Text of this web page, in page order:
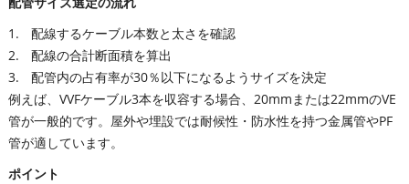
配線するケーブル本数と太さを確認
配線の合計断面積を算出
配管内の占有率が30％以下になるようサイズを決定
例えば、VVFケーブル3本を収容する場合、20mmまたは22mmのVE
管が一般的です。屋外や埋設では耐候性・防水性を持つ金属管やPF
管が適しています。
ポイント